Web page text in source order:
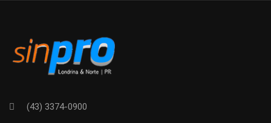
(43) 3374-0900